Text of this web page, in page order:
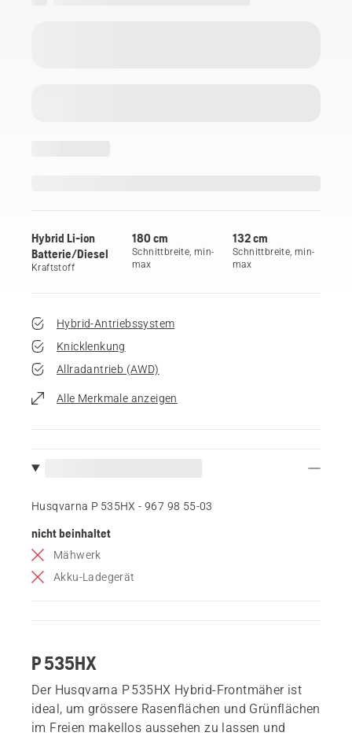
Hybrid Li-ion
Batterie/Diesel
Kraftstoff
180 cm
Schnittbreite, min-
max
132 cm
Schnittbreite, min-
max
Hybrid-Antriebssystem
Knicklenkung
Allradantrieb (AWD)
Alle Merkmale anzeigen
Husqvarna P 535HX - 967 98 55‑03
nicht beinhaltet
Mähwerk
Akku-Ladegerät
P 535HX
Der Husqvarna P 535HX Hybrid-Frontmäher ist
ideal, um grössere Rasenflächen und Grünflächen
im Freien makellos aussehen zu lassen und